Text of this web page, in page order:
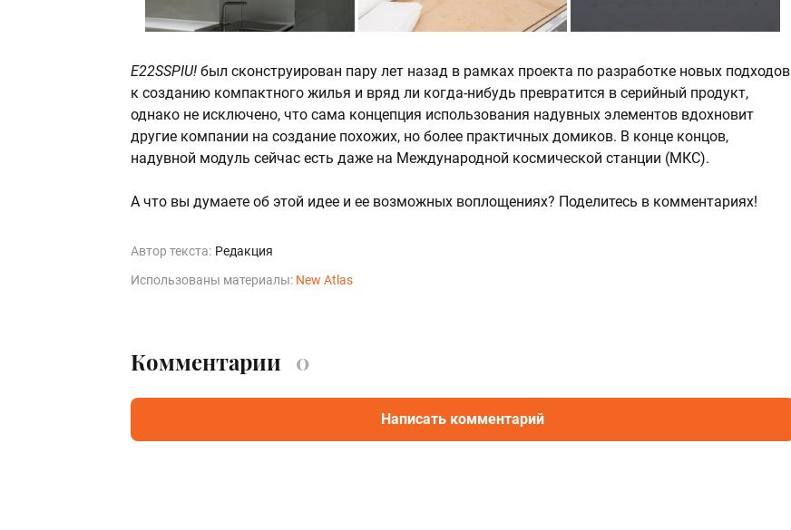
E22SSPIU! был сконструирован пару лет назад в рамках проекта по разработке новых подходов
к созданию компактного жилья и вряд ли когда-нибудь превратится в серийный продукт,
однако не исключено, что сама концепция использования надувных элементов вдохновит
другие компании на создание похожих, но более практичных домиков. В конце концов,
надувной модуль сейчас есть даже на Международной космической станции (МКС).
А что вы думаете об этой идее и ее возможных воплощениях? Поделитесь в комментариях!
Автор текста: Редакция
Использованы материалы: New Atlas
Комментарии 0
Написать комментарий